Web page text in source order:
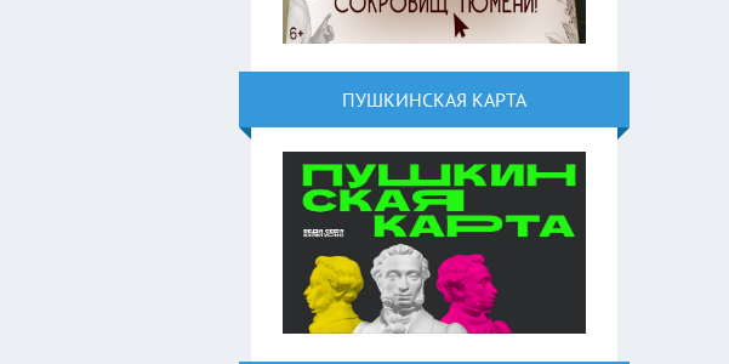
ПУШКИНСКАЯ КАРТА